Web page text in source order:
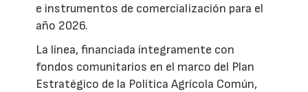
e instrumentos de comercialización para el
año 2026.
La línea, financiada íntegramente con
fondos comunitarios en el marco del Plan
Estratégico de la Política Agrícola Común,